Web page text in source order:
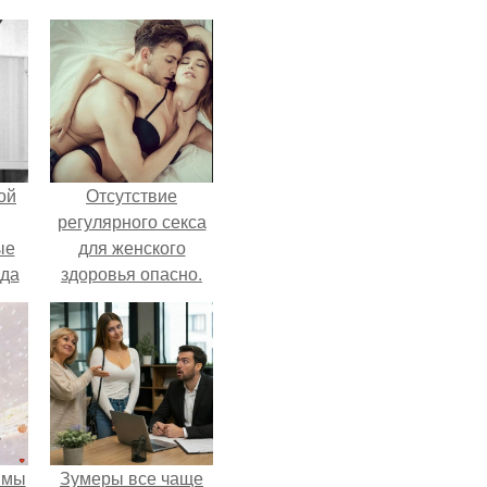
Отсутствие
регулярного секса
для женского
здоровья опасно.
Зумеры все чаще